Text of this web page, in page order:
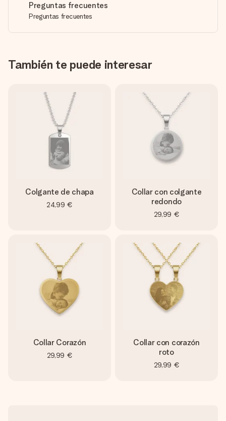
Preguntas frecuentes
Preguntas frecuentes
También te puede interesar
Colgante de chapa
24,99 €
Collar con colgante
redondo
29,99 €
Collar Corazón
29,99 €
Collar con corazón
roto
29,99 €